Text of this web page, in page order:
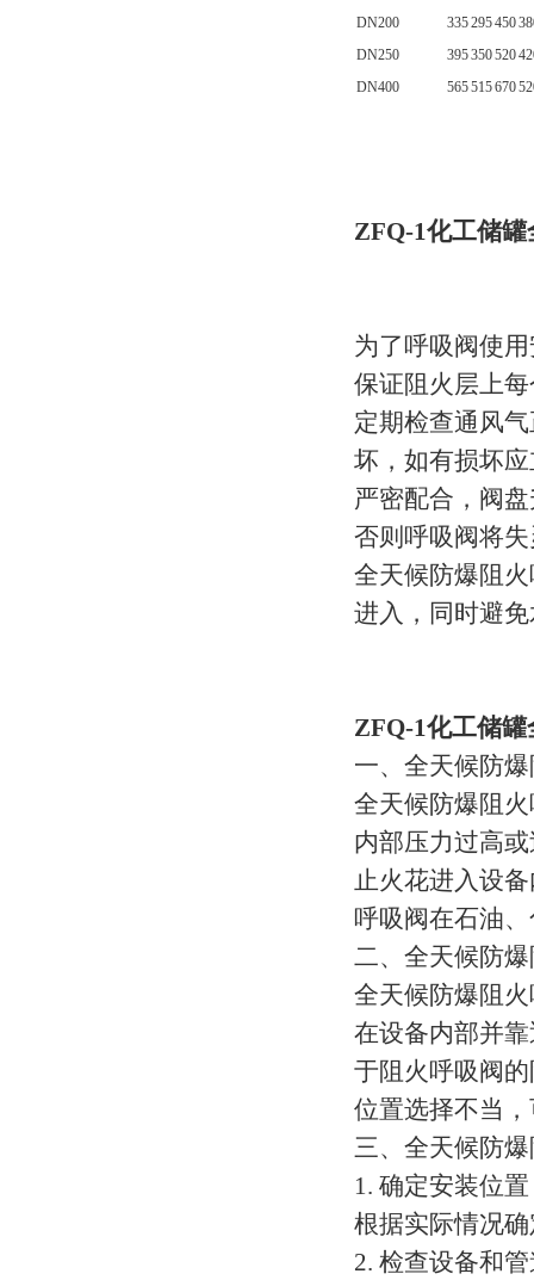
DN200
335295450
DN250
395350520
DN400
565515670
ZFQ-1化工储
为了呼吸阀使
保证阻火层上
定期检查通风
坏，如有损坏
严密配合，阀
否则呼吸阀将
全天候防爆阻
进入，同时避
ZFQ-1化工储
一、全天候防
全天候防爆阻
内部压力过高
止火花进入设
呼吸阀在石油
二、全天候防
全天候防爆阻
在设备内部并
于阻火呼吸阀
位置选择不当
三、全天候防
1. 确定安装位
根据实际情况
2. 检查设备和